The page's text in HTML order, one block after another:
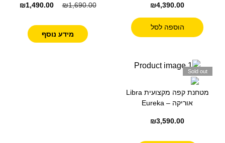
₪4,390.00
הוספה לסל
₪1,690.00
₪1,490.00
מידע נוסף
Sold out
מטחנת קפה מקצועית Libra
אוריקה – Eureka
₪3,590.00